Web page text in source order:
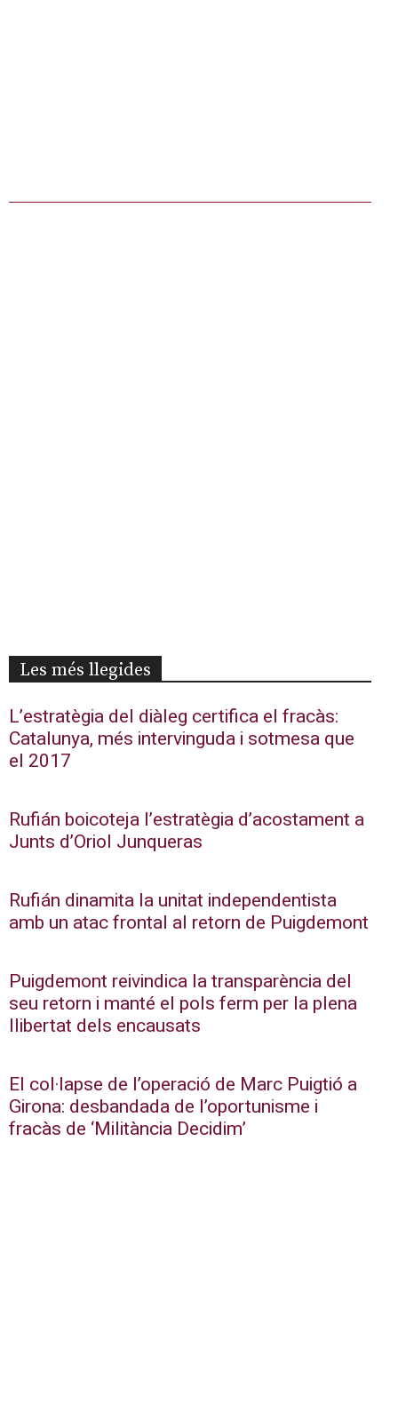
Les més llegides
L’estratègia del diàleg certifica el fracàs:
Catalunya, més intervinguda i sotmesa que
el 2017
Rufián boicoteja l’estratègia d’acostament a
Junts d’Oriol Junqueras
Rufián dinamita la unitat independentista
amb un atac frontal al retorn de Puigdemont
Puigdemont reivindica la transparència del
seu retorn i manté el pols ferm per la plena
llibertat dels encausats
El col·lapse de l’operació de Marc Puigtió a
Girona: desbandada de l’oportunisme i
fracàs de ‘Militància Decidim’